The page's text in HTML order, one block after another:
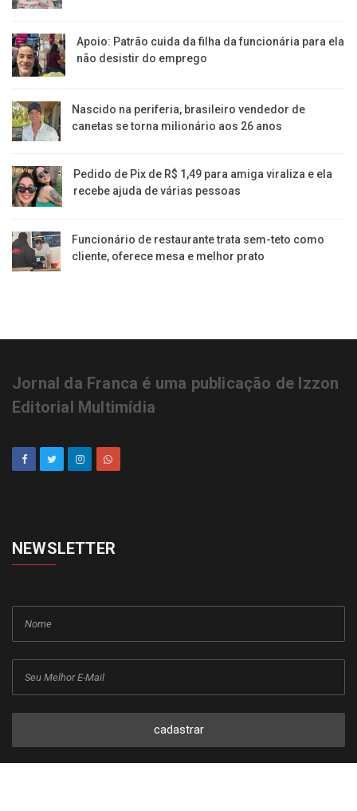
Apoio: Patrão cuida da filha da funcionária para ela
não desistir do emprego
Nascido na periferia, brasileiro vendedor de
canetas se torna milionário aos 26 anos
Pedido de Pix de R$ 1,49 para amiga viraliza e ela
recebe ajuda de várias pessoas
Funcionário de restaurante trata sem-teto como
cliente, oferece mesa e melhor prato
Jornal da Franca é uma publicação de Izzon
Editorial Multimídia
NEWSLETTER
cadastrar